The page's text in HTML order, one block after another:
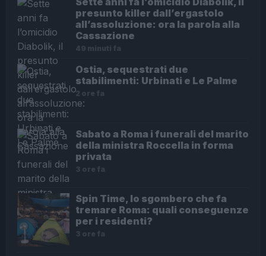
presunto killer dall’ergastolo
all’assoluzione: ora la parola alla
Cassazione
49 minuti fa
Ostia, sequestrati due
stabilimenti: Urbinati e Le Palme
2 ore fa
Sabato a Roma i funerali del marito
della ministra Roccella in forma
privata
3 ore fa
Spin Time, lo sgombero che fa
tremare Roma: quali conseguenze
per i residenti?
3 ore fa